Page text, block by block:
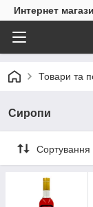
Интернет
Товари та
Сиропи
Сортування